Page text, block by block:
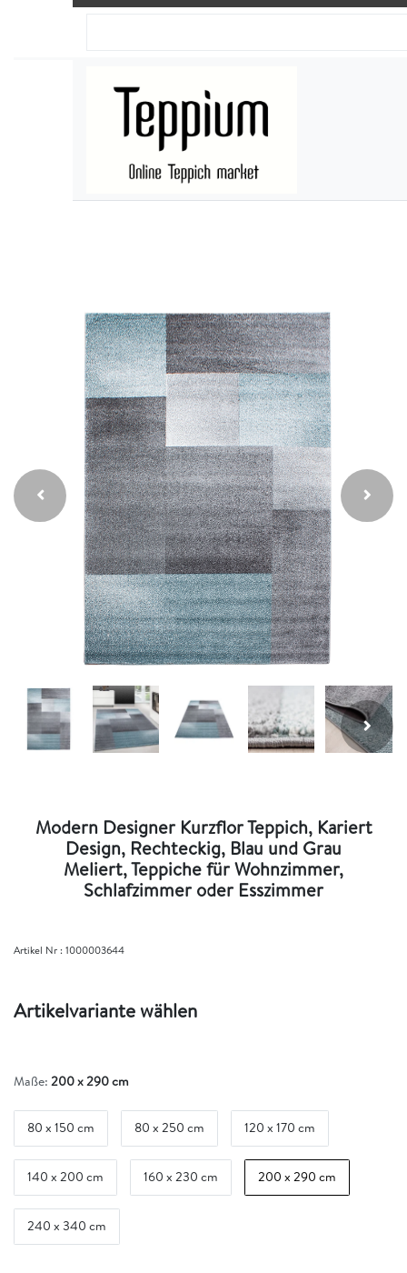
Modern Designer Kurzflor Teppich, Kariert
Design, Rechteckig, Blau und Grau
Meliert, Teppiche für Wohnzimmer,
Schlafzimmer oder Esszimmer
Artikel Nr :1000003644
Artikelvariante wählen
Maße: 200 x 290 cm
80 x 150 cm 80 x 250 cm 120 x 170 cm
140 x 200 cm 160 x 230 cm 200 x 290 cm
240 x 340 cm